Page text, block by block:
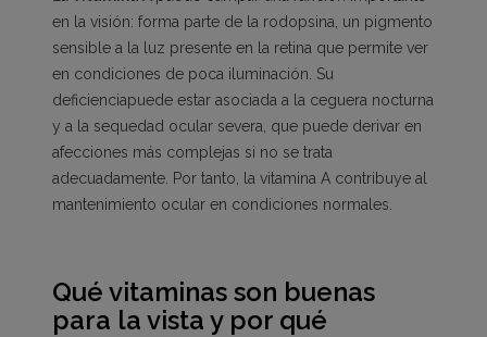
en la visión: forma parte de la rodopsina, un pigmento
sensible a la luz presente en la retina que permite ver
en condiciones de poca iluminación. Su
deficienciapuede estar asociada a la ceguera nocturna
y a la sequedad ocular severa, que puede derivar en
afecciones más complejas si no se trata
adecuadamente. Por tanto, la vitamina A contribuye al
mantenimiento ocular en condiciones normales.
Qué vitaminas son buenas
para la vista y por qué